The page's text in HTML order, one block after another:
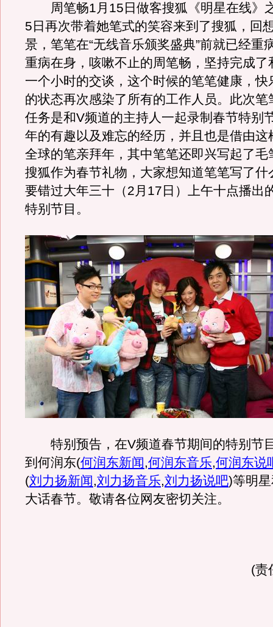
周笔畅1月15日做客搜狐《明星在线》
5日再次带着她笔式的笑容来到了搜狐，回
景，笔笔在“无线音乐颁奖盛典”前就已经重
重病在身，咳嗽不止的周笔畅，坚持完成了
一个小时的交谈，这个时候的笔笔健康，快
的状态再次感染了所有的工作人员。此次笔
任务是和V频道的主持人一起录制春节特别
年的有趣以及难忘的经历，并且也是借由这
全球的笔亲拜年，其中笔笔还即兴写起了毛
搜狐作为春节礼物，大家想知道笔笔写了什
要错过大年三十（2月17日）上午十点播出
特别节目。
特别预告，在V频道春节期间的特别节
到何润东(何润东新闻,何润东音乐,何润东说
(刘力扬新闻,刘力扬音乐,刘力扬说吧)等明
大话春节。敬请各位网友密切关注。
(责